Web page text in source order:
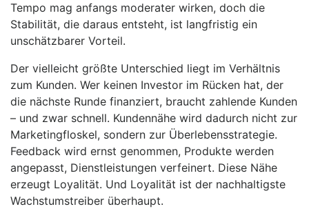
Tempo mag anfangs moderater wirken, doch die
Stabilität, die daraus entsteht, ist langfristig ein
unschätzbarer Vorteil.
Der vielleicht größte Unterschied liegt im Verhältnis
zum Kunden. Wer keinen Investor im Rücken hat, der
die nächste Runde finanziert, braucht zahlende Kunden
– und zwar schnell. Kundennähe wird dadurch nicht zur
Marketingfloskel, sondern zur Überlebensstrategie.
Feedback wird ernst genommen, Produkte werden
angepasst, Dienstleistungen verfeinert. Diese Nähe
erzeugt Loyalität. Und Loyalität ist der nachhaltigste
Wachstumstreiber überhaupt.